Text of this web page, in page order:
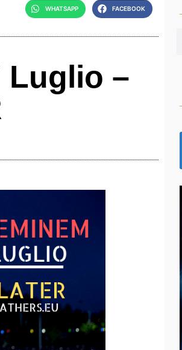
WHATSAPP FACEBOOK
Luglio –